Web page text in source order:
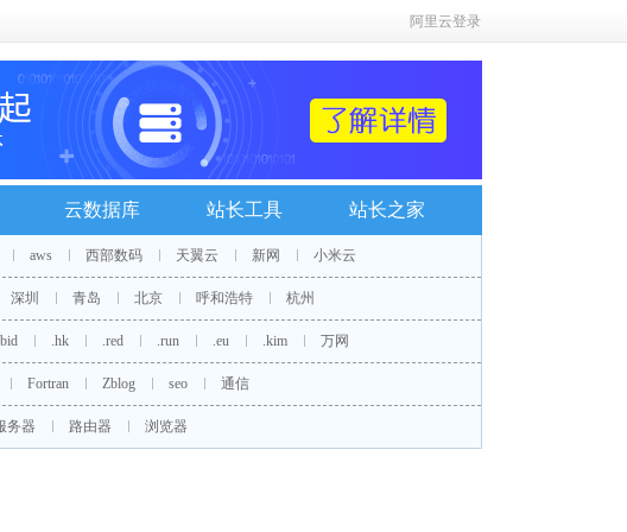
阿里云登录
云数据库 站长工具 站长之家
aws 西部数码 天翼云 新网 小米云
深圳 青岛 北京 呼和浩特 杭州
.hk .red .run .eu .kim 万网
Fortran Zblog seo 通信
务器 路由器 浏览器